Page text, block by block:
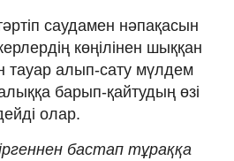
саудамен нәпақасын
көңілінен шыққан
тауар алып-сату мүлдем
барып-қайтудың өзі
олар.
бастап тұраққа